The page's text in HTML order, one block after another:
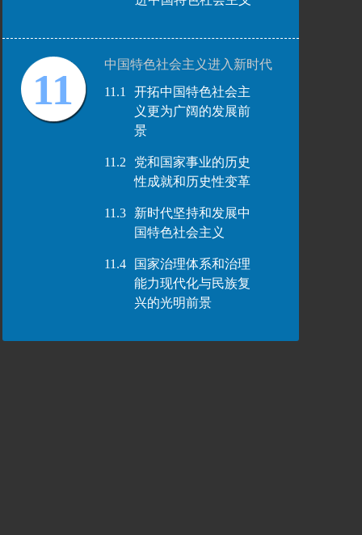
11
中国特色社会主义进入新时代
11.1
开拓中国特色社会主
义更为广阔的发展前
景
11.2
党和国家事业的历史
性成就和历史性变革
11.3
新时代坚持和发展中
国特色社会主义
11.4
国家治理体系和治理
能力现代化与民族复
兴的光明前景